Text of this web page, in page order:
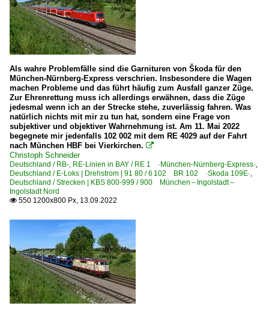
Als wahre Problemfälle sind die Garnituren von Škoda für den
München-Nürnberg-Express verschrien. Insbesondere die Wagen
machen Probleme und das führt häufig zum Ausfall ganzer Züge.
Zur Ehrenrettung muss ich allerdings erwähnen, dass die Züge
jedesmal wenn ich an der Strecke stehe, zuverlässig fahren. Was
natürlich nichts mit mir zu tun hat, sondern eine Frage von
subjektiver und objektiver Wahrnehmung ist. Am 11. Mai 2022
begegnete mir jedenfalls 102 002 mit dem RE 4029 auf der Fahrt
nach München HBF bei Vierkirchen. 
Christoph Schneider
Deutschland / RB-, RE-Linien in BAY / RE 1 ·München-Nürnberg-Express·,
Deutschland / E-Loks | Drehstrom | 91 80 / 6 102 BR 102 ·Skoda 109E·,
Deutschland / Strecken | KBS 800-999 / 900 München – Ingolstadt –
Ingolstadt Nord
 550 1200x800 Px, 13.09.2022